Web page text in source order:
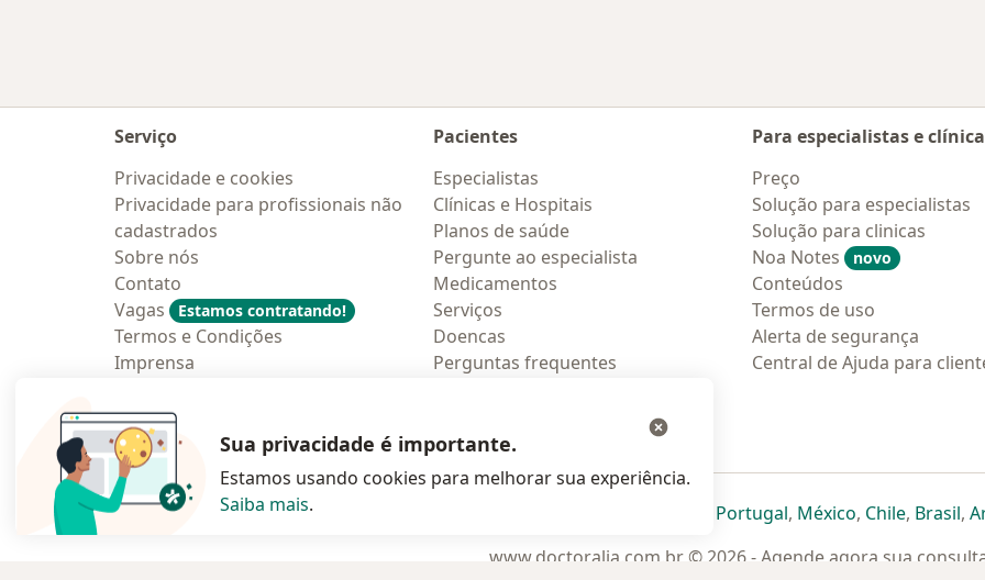
Serviço
Privacidade e cookies
Privacidade para profissionais não
cadastrados
Sobre nós
Contato
Vagas
Estamos contratando!
Termos e Condições
Imprensa
Pacientes
Especialistas
Clínicas e Hospitais
Planos de saúde
Pergunte ao especialista
Medicamentos
Serviços
Doencas
Perguntas frequentes
Para especialistas e
Preço
Solução para especialistas
Solução para clinicas
Noa Notes
novo
Conteúdos
Termos de uso
Alerta de segurança
Central de Ajuda para
Polska abre num novo separadorabre num novo separador
abre num novo separador
Portugalabre num novo
, Méxicoabre num
, Chileabre
, Brasil,
www.doctoralia.com.br © 2026 - Agende agora sua
Sua privacidade é importante.
Estamos usando cookies para melhorar sua experiência.
Saiba mais.